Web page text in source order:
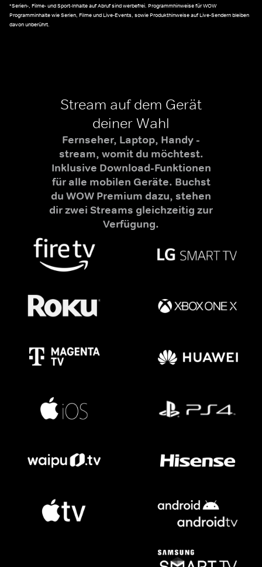
*Serien-, Filme- und Sport-Inhalte auf Abruf sind werbefrei. Programmhinweise für WOW
Programminhalte wie Serien, Filme und Live-Events, sowie Produkthinweise auf Live-Sendern bleiben
davon unberührt.
Stream auf dem Gerät
deiner Wahl
Fernseher, Laptop, Handy -
stream, womit du möchtest.
Inklusive Download-Funktionen
für alle mobilen Geräte. Buchst
du WOW Premium dazu, stehen
dir zwei Streams gleichzeitig zur
Verfügung.